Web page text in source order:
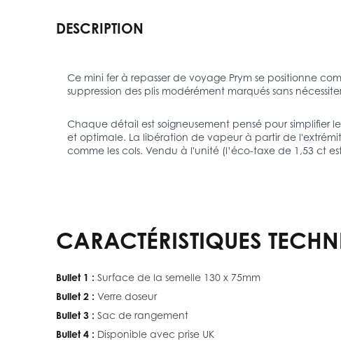
DESCRIPTION
Ce mini fer à repasser de voyage Prym se positionne
suppression des plis modérément marqués sans
Chaque détail est soigneusement pensé pour simplifier
et optimale. La libération de vapeur à partir de
comme les cols. Vendu à l'unité (l’éco-taxe de 1,53 ct
CARACTÉRISTIQUES
Bullet 1 : Surface de la semelle 130 x 75mm
Bullet 2 : Verre doseur
Bullet 3 : Sac de rangement
Bullet 4 : Disponible avec prise UK